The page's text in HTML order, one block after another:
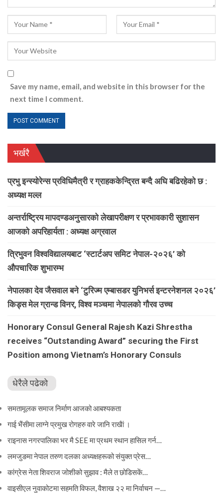
Save my name, email, and website in this browser for the
next time I comment.
भर्खरै
प्रभु इन्स्योरेन्स प्रविधिमैत्री र ग्राहककेन्द्रित बन्दै अघि बढिरहेको छ :
अध्यक्ष मल्ल
अन्तर्राष्ट्रिय मापदण्डअनुसारको लेखापरीक्षण र प्रभावकारी सुशासन
आजको अपरिहार्यता : अध्यक्ष अग्रवाल
त्रिभुवन विश्वविद्यालयबाट ‘स्टार्टअप समिट नेपाल-२०२६’ को
औपचारिक शुभारम्भ
नेपालका देव जैसवाल बने ‘टुरिज्म एम्बासडर युनिभर्स इन्टरनेशनल २०२६’
किड्स मेल ग्रान्ड विनर, विश्व मञ्चमा नेपालको गौरव उच्च
Honorary Consul General Rajesh Kazi Shrestha
receives “Outstanding Award” securing the First
Position among Vietnam’s Honorary Consuls
धेरैले पढेको
समतामूलक समाज निर्माण आजको आबश्यकता
गाई भैंसीमा लाग्ने प्रमुख रोगहरु वारे जानि राखैां ।
राइनास नगरपालिका भर मै SEE मा प्रथम स्थान हासिल गर्न…
लमजुङमा नेपाल तरुण दलका अध्यक्षहरूको संयुक्त प्रेस…
कांग्रेस नेता शिवराज जोशीको सुझाव : मैले त छोडिसकें…
वाइसीएल नुवाकोटमा सहमति विफल, वैशाख २२ मा निर्वाचन —…